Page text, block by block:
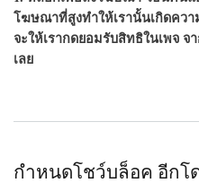
โฆษณาที่สูงทำให้เรานั้นเกิดคว
จะให้เรากดยอมรับสิทธิในเพจ จ
เลย
about เพจถูกแฮ็ก กู้เพจคืน
กำหนดโชว์บล็อค อีกโ